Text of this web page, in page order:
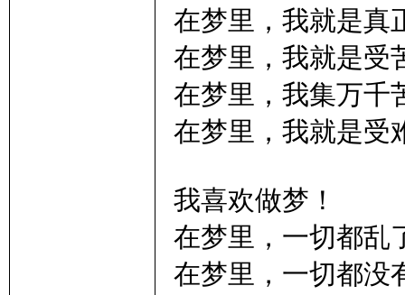
在梦里，我就是真
在梦里，我就是受
在梦里，我集万千
在梦里，我就是受
我喜欢做梦！
在梦里，一切都乱
在梦里，一切都没